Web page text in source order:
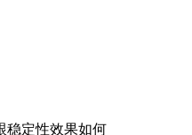
稳定性效果如何